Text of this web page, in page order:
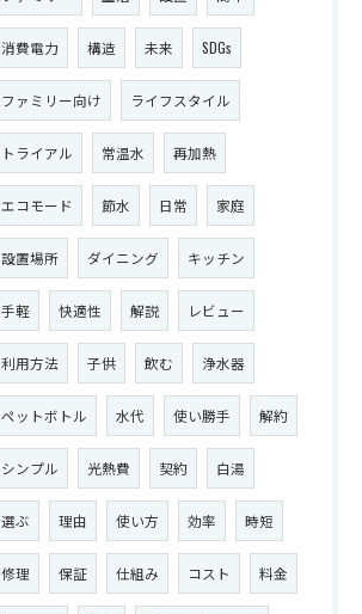
消費電力 構造 未来 SDGs
ファミリー向け ライフスタイル
トライアル 常温水 再加熱
エコモード 節水 日常 家庭
設置場所 ダイニング キッチン
手軽 快適性 解説 レビュー
利用方法 子供 飲む 浄水器
ペットボトル 水代 使い勝手 解約
シンプル 光熱費 契約 白湯
選ぶ 理由 使い方 効率 時短
修理 保証 仕組み コスト 料金